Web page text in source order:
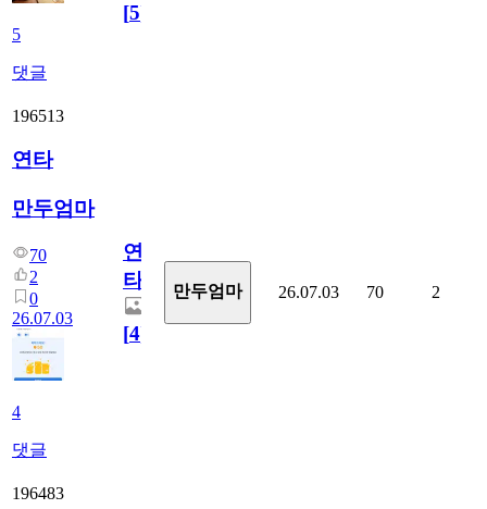
5
댓글
[5]
196513
연타
만두엄마
70
2
0
26.07.03
4
댓글
연
타
[4]
만두엄마 26.07.03 70 2
196483